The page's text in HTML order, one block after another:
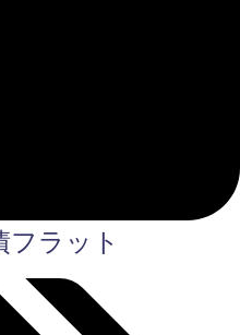
ラット